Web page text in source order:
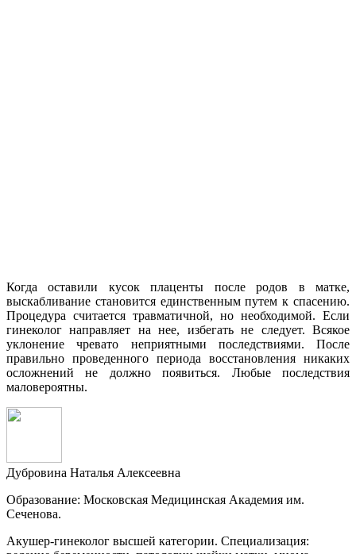
Когда оставили кусок плаценты после родов в матке,
выскабливание становится единственным путем к спасению.
Процедура считается травматичной, но необходимой. Если
гинеколог направляет на нее, избегать не следует. Всякое
уклонение чревато неприятными последствиями. После
правильно проведенного периода восстановления никаких
осложнений не должно появиться. Любые последствия
маловероятны.
Дубровина Наталья Алексеевна
Образование: Московская Медицинская Академия им.
Сеченова.
Акушер-гинеколог высшей категории. Специализация: